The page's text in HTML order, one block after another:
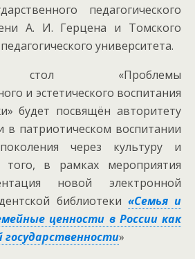
педагогического
А. И. Герцена и Томского
университета.
стол «Проблемы
и эстетического воспитания
будет посвящён авторитету
в патриотическом воспитании
через культуру и
того, в рамках мероприятия
новой электронной
библиотеки «Семья и
ценности в России как
государственности»